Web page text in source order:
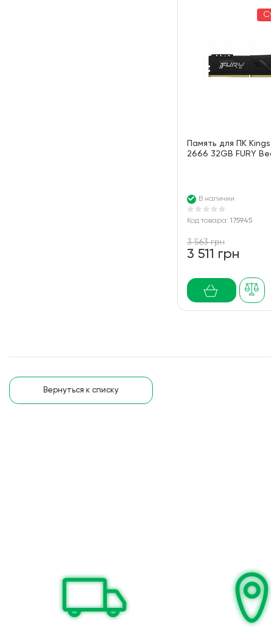
Память для ПК
2666 32GB FURY
В наличии
Код товара: 175945
3 563 грн
3 511 грн
Вернуться к списку